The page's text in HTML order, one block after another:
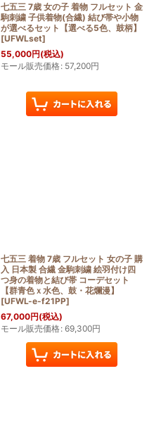
七五三 7歳 女の子 着物 フルセット 金
駒刺繍 子供着物(合繊) 結び帯や小物
が選べるセット【選べる5色、鼓柄】
[UFWLset]
55,000円(税込)
モール販売価格: 57,200円
七五三 着物 7歳 フルセット 女の子 購
入 日本製 合繊 金駒刺繍 絵羽付け四
つ身の着物と結び帯 コーデセット
【群青色ｘ水色、鼓・花爛漫】
[UFWL-e-f21PP]
67,000円(税込)
モール販売価格: 69,300円